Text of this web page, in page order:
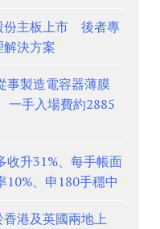
份主板上市 後者專
決方案
事製造電容器薄膜
手入場費約2885
收升31%、每手帳面
、申180手穩中
港及英國兩地上